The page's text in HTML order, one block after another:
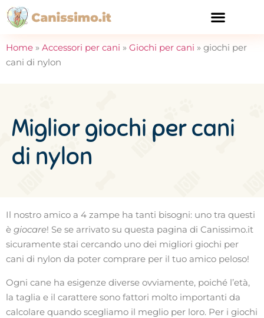
Home » Accessori per cani » Giochi per cani » giochi per
cani di nylon
Miglior giochi per cani
di nylon
Il nostro amico a 4 zampe ha tanti bisogni: uno tra questi
è giocare! Se se arrivato su questa pagina di Canissimo.it
sicuramente stai cercando uno dei migliori giochi per
cani di nylon da poter comprare per il tuo amico peloso!
Ogni cane ha esigenze diverse ovviamente, poiché l’età,
la taglia e il carattere sono fattori molto importanti da
calcolare quando scegliamo il meglio per loro. Per i giochi